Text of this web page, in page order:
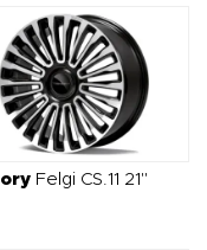
ekskluzywność i
i akustyczny
Felgi CS.11 21"